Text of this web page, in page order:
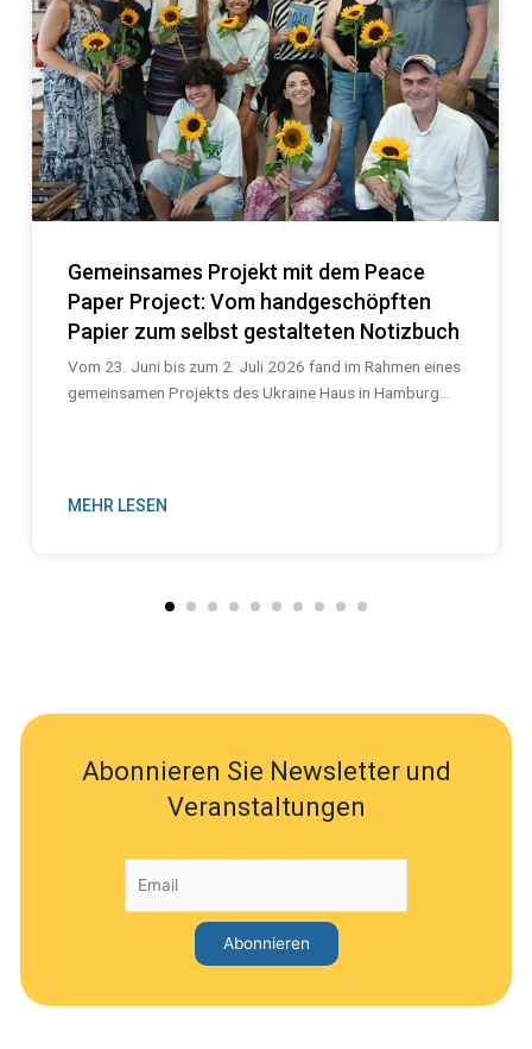
Gemeinsames Projekt mit dem Peace
Paper Project: Vom handgeschöpften
Papier zum selbst gestalteten Notizbuch
Vom 23. Juni bis zum 2. Juli 2026 fand im Rahmen eines
gemeinsamen Projekts des Ukraine Haus in Hamburg...
MEHR LESEN
Abonnieren Sie Newsletter und
Veranstaltungen